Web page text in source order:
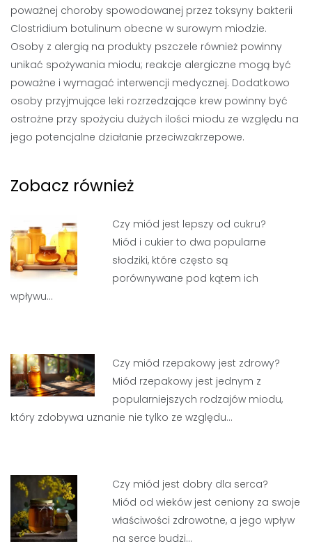
poważnej choroby spowodowanej przez toksyny bakterii
Clostridium botulinum obecne w surowym miodzie.
Osoby z alergią na produkty pszczele również powinny
unikać spożywania miodu; reakcje alergiczne mogą być
poważne i wymagać interwencji medycznej. Dodatkowo
osoby przyjmujące leki rozrzedzające krew powinny być
ostrożne przy spożyciu dużych ilości miodu ze względu na
jego potencjalne działanie przeciwzakrzepowe.
Zobacz również
Czy miód jest lepszy od cukru?
Miód i cukier to dwa popularne
słodziki, które często są
porównywane pod kątem ich
wpływu…
Czy miód rzepakowy jest zdrowy?
Miód rzepakowy jest jednym z
popularniejszych rodzajów miodu,
który zdobywa uznanie nie tylko ze względu…
Czy miód jest dobry dla serca?
Miód od wieków jest ceniony za swoje
właściwości zdrowotne, a jego wpływ
na serce budzi…